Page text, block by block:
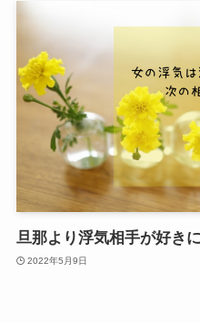
旦那より浮気相手が好き
2022年5月9日